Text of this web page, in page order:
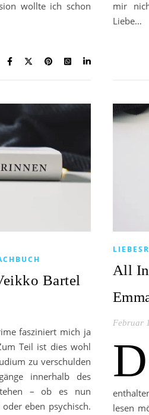
wollte ich schon
mir
Liebe…
Bartel
fasziniert mich ja
Teil ist dies wohl
zu verschulden
innerhalb des
– ob es nun
eben psychisch.
All
Februar
D
lesen